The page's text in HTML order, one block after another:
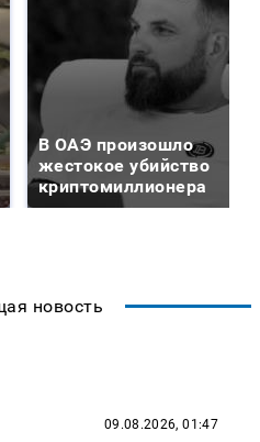
В ОАЭ произошло
жестокое убийство
криптомиллионера
новость
09.08.2026, 01:47